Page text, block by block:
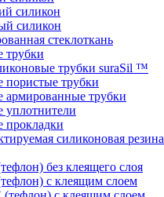
силикон
силикон
стеклоткань
трубки
трубки suraSil ™
трубки
армированные трубки
прокладки
силиконовая резина
без клеящего слоя
с клеящим слоем